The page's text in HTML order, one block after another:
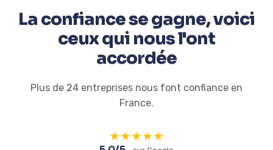
La confiance se gagne, voici
ceux qui nous l'ont
accordée
Plus de 24 entreprises nous font confiance en
France.
★★★★★